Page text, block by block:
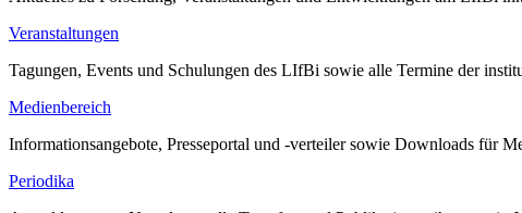
Veranstaltungen
Tagungen, Events und Schulungen des LIfBi sowie alle Termine der
Medienbereich
Informationsangebote, Presseportal und -verteiler sowie Downloads für
Periodika